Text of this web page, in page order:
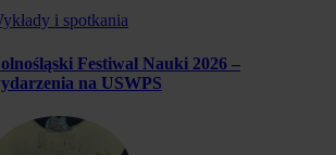
i spotkania
Festiwal Nauki 2026 –
na USWPS